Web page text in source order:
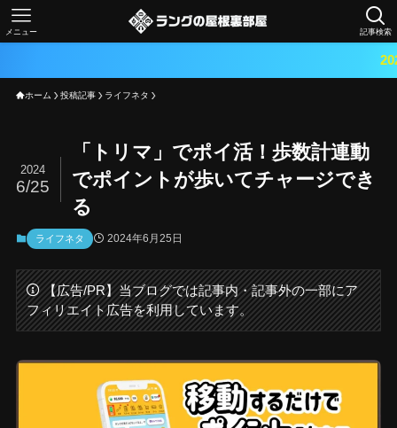
記事検索
メニュー
2024.5.23
ホーム 投稿記事 ライフネタ
「トリマ」でポイ活！歩数計連動
でポイントが歩いてチャージでき
る
2024
6/25
ライフネタ 2024年6月25日
【広告/PR】当ブログでは記事内・記事外の一部にア
フィリエイト広告を利用しています。